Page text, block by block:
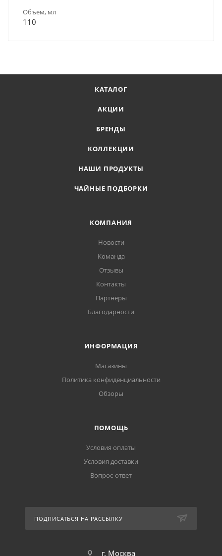
Объем, мл
110
КАТАЛОГ
АКЦИИ
БРЕНДЫ
КОЛЛЕКЦИИ
НАШИ ПРОДУКТЫ
ЧАЙНЫЕ ПОДБОРКИ
КОМПАНИЯ
Новости
Команда
Отзывы
Контакты
Партнеры
Благодарности
ИНФОРМАЦИЯ
Магазины
Политика конфиденциальности
Обзоры
ПОМОЩЬ
Условия оплаты
Условия доставки
Вопрос-ответ
ПОДПИСАТЬСЯ НА РАССЫЛКУ
г. Москва